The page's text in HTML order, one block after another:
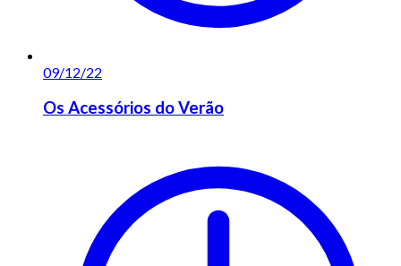
09/12/22
Os Acessórios do Verão